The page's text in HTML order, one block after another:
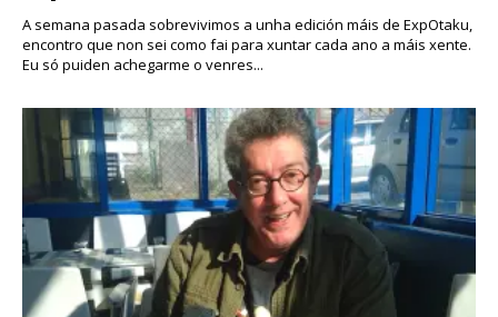
A semana pasada sobrevivimos a unha edición máis de ExpOtaku,
encontro que non sei como fai para xuntar cada ano a máis xente.
Eu só puiden achegarme o venres...